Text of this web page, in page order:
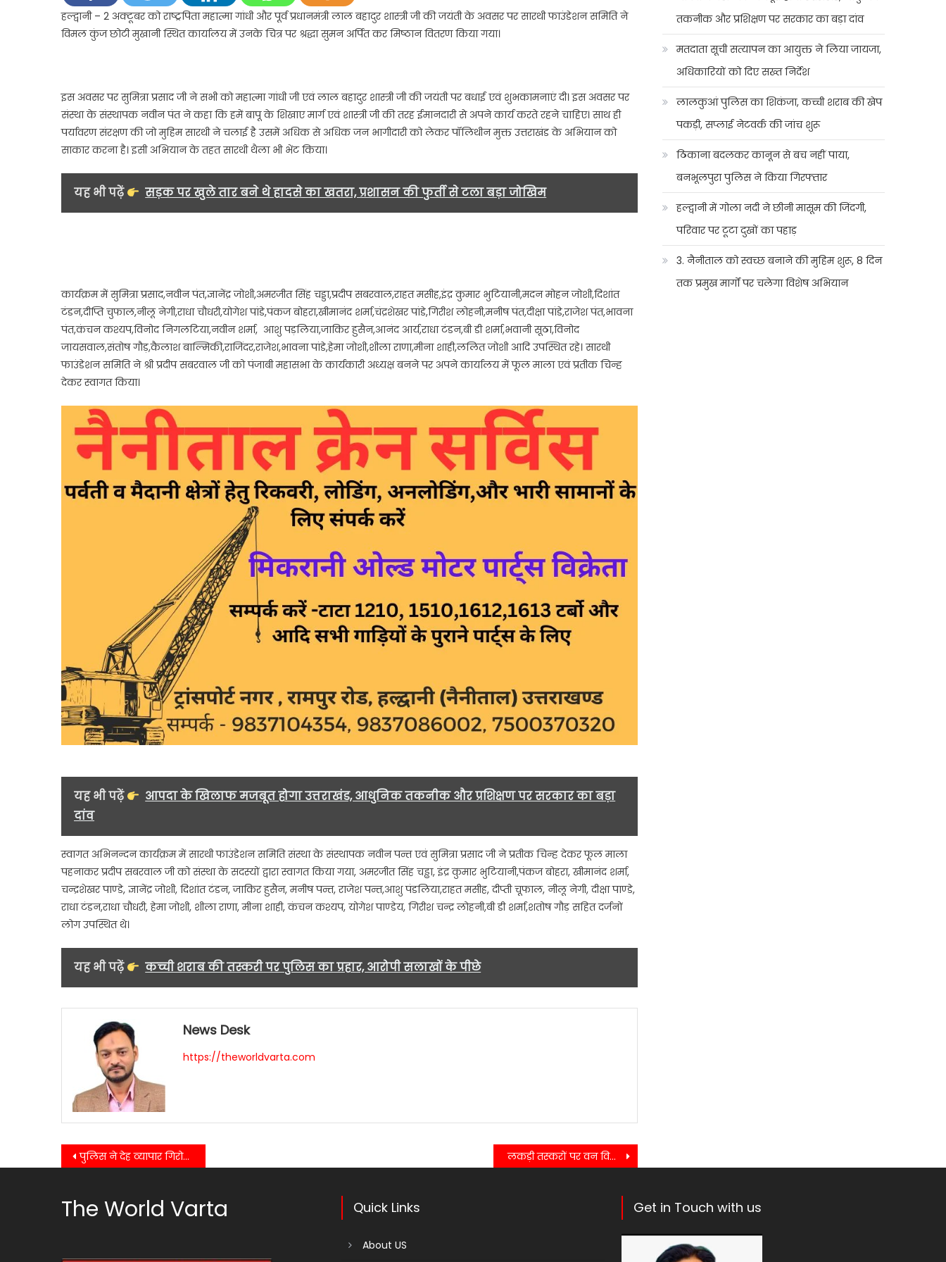
ने
राष्ट्रपिता
महात्मा
प्रधानमंत्री
लाल
बहादुर
शास्त्री
जयंती
श्रद्धा
सुमन
किया.
हल्द्वानी – 2 अक्टूबर को राष्ट्रपिता महात्मा गांधी और पूर्व प्रधानमंत्री लाल बहादुर शास्त्री जी की जयंती के अवसर पर सारथी फाउंडेशन समिति ने
विमल कुंज छोटी मुखानी स्थित कार्यालय में उनके चित्र पर श्रद्धा सुमन अर्पित कर मिष्ठान वितरण किया गया।
इस अवसर पर सुमित्रा प्रसाद जी ने सभी को महात्मा गांधी जी एवं लाल बहादुर शास्त्री जी की जयंती पर बधाई एवं शुभकामनाएं दी। इस अवसर पर
संस्था के संस्थापक नवीन पंत ने कहा कि हमें बापू के शिखाए मार्ग एवं शास्त्री जी की तरह ईमानदारी से अपने कार्य करते रहने चाहिए। साथ ही
पर्यावरण संरक्षण की जो मुहिम सारथी ने चलाई है उसमें अधिक से अधिक जन भागीदारी को लेकर पॉलिथीन मुक्त उत्तराखंड के अभियान को
साकार करना है। इसी अभियान के तहत सारथी थैला भी भेंट किया।
यह भी पढ़ें सड़क पर खुले तार बने थे हादसे का खतरा, प्रशासन की फुर्ती से टला बड़ा जोखिम
कार्यक्रम में सुमित्रा प्रसाद,नवीन पंत,ज्ञानेंद्र जोशी,अमरजीत सिंह चड्डा,प्रदीप सबरवाल,राहत मसीह,इंद्र कुमार भुटियानी,मदन मोहन जोशी,दिशांत
टंडन,दीप्ति चुफाल,नीलू नेगी,राधा चौधरी,योगेश पांडे,पंकज बोहरा,खीमानंद शर्मा,चंद्रशेखर पांडे,गिरीश लोहनी,मनीष पंत,दीक्षा पांडे,राजेश पंत,भावना
पंत,कंचन कश्यप,विनोद निगलटिया,नवीन शर्मा, आशु पड़लिया,जाकिर हुसैन,आनंद आर्य,राधा टंडन,बी डी शर्मा,भवानी सूठा,विनोद
जायसवाल,संतोष गौड़,कैलाश बाल्मिकी,राजिंदर,राजेश,भावना पांडे,हेमा जोशी,शीला राणा,मीना शाही,ललित जोशी आदि उपस्थित रहे। सारथी
फाउंडेशन समिति ने श्री प्रदीप सबरवाल जी को पंजाबी महासभा के कार्यकारी अध्यक्ष बनने पर अपने कार्यालय में फूल माला एवं प्रतीक चिन्ह
देकर स्वागत किया।
यह भी पढ़ें
आपदा के खिलाफ मजबूत होगा उत्तराखंड, आधुनिक तकनीक और प्रशिक्षण पर सरकार का बड़ा
दांव
स्वागत अभिनन्दन कार्यक्रम में सारथी फाउंडेशन समिति संस्था के संस्थापक नवीन पन्त एवं सुमित्रा प्रसाद जी ने प्रतीक चिन्ह देकर फूल माला
पहनाकर प्रदीप सबरवाल जी को संस्था के सदस्यों द्वारा स्वागत किया गया, अमरजीत सिंह चड्ढा, इंद्र कुमार भुटियानी,पंकज बोहरा, खीमानंद शर्मा,
चन्द्रशेखर पाण्डे, ज्ञानेंद्र जोशी, दिशांत टंडन, जाकिर हुसैन, मनीष पन्त, राजेश पन्त,आशु पंडलिया,राहत मसीह, दीप्ती चूफाल, नीलू नेगी, दीक्षा पाण्डे,
राधा टंडन,राधा चौधरी, हेमा जोशी, शीला राणा, मीना शाही, कंचन कश्यप, योगेश पाण्डेय, गिरीश चन्द्र लोहनी,बी डी शर्मा,शतोष गौड़ सहित दर्जनों
लोग उपस्थित थे।
यह भी पढ़ें कच्ची शराब की तस्करी पर पुलिस का प्रहार, आरोपी सलाखों के पीछे
News Desk
https://theworldvarta.com
Post
पुलिस ने देह व्यापार गिरोह का पर्दाफाश कर 03 महिलाओं सहित 01 युवक को किया गिरफ्तार… लकड़ी तस्करों पर वन विभाग की कार्यवाही,सामने आया अवैध लकड़ी कटान का मामला….
तकनीक और प्रशिक्षण पर सरकार का बड़ा दांव
मतदाता सूची सत्यापन का आयुक्त ने लिया जायजा,
अधिकारियों को दिए सख्त निर्देश
लालकुआं पुलिस का शिकंजा, कच्ची शराब की खेप
पकड़ी, सप्लाई नेटवर्क की जांच शुरू
ठिकाना बदलकर कानून से बच नहीं पाया,
बनभूलपुरा पुलिस ने किया गिरफ्तार
हल्द्वानी में गोला नदी ने छीनी मासूम की जिंदगी,
परिवार पर टूटा दुखों का पहाड़
3. नैनीताल को स्वच्छ बनाने की मुहिम शुरू, 8 दिन
तक प्रमुख मार्गों पर चलेगा विशेष अभियान
The World Varta Quick Links
About US
Get in Touch with us